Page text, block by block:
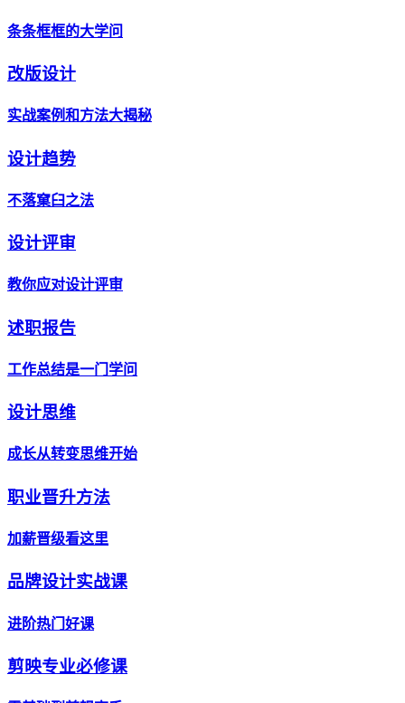
条条框框的大学问
改版设计
实战案例和方法大揭秘
设计趋势
不落窠臼之法
设计评审
教你应对设计评审
述职报告
工作总结是一门学问
设计思维
成长从转变思维开始
职业晋升方法
加薪晋级看这里
品牌设计实战课
进阶热门好课
剪映专业必修课